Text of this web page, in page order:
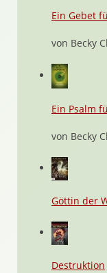
Ein Gebet
von Becky
Ein Psalm
von Becky
Göttin der
Destruktion